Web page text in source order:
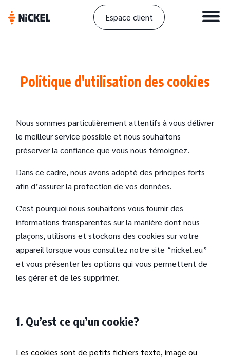
Espace client
Politique d'utilisation des cookies
Nous sommes particulièrement attentifs à vous délivrer
le meilleur service possible et nous souhaitons
préserver la confiance que vous nous témoignez.
Dans ce cadre, nous avons adopté des principes forts
afin d’assurer la protection de vos données.
C'est pourquoi nous souhaitons vous fournir des
informations transparentes sur la manière dont nous
plaçons, utilisons et stockons des cookies sur votre
appareil lorsque vous consultez notre site “nickel.eu”
et vous présenter les options qui vous permettent de
les gérer et de les supprimer.
1. Qu’est ce qu’un cookie?
Les cookies sont de petits fichiers texte, image ou